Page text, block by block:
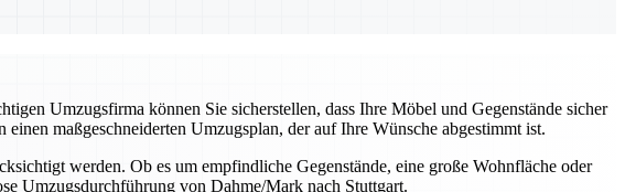
Umzugsfirma können Sie sicherstellen, dass Ihre Möbel und Gegenstände sicher
maßgeschneiderten Umzugsplan, der auf Ihre Wünsche abgestimmt ist.
werden. Ob es um empfindliche Gegenstände, eine große Wohnfläche oder
Umzugsdurchführung von Dahme/Mark nach Stuttgart.